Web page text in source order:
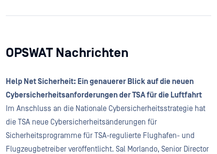
OPSWAT Nachrichten
Help Net Sicherheit: Ein genauerer Blick auf die neuen
Cybersicherheitsanforderungen der TSA für die Luftfahrt
Im Anschluss an die Nationale Cybersicherheitsstrategie hat
die TSA neue Cybersicherheitsänderungen für
Sicherheitsprogramme für TSA-regulierte Flughafen- und
Flugzeugbetreiber veröffentlicht. Sal Morlando, Senior Director